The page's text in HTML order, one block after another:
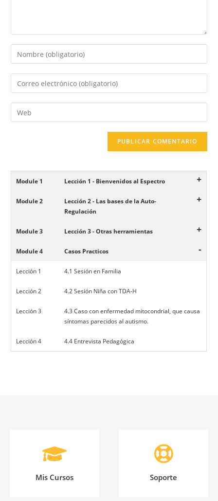
Module 1 Lección 1 - Bienvenidos al Espectro +
Module 2
Lección 2 - Las bases de la Auto-
Regulación
+
Module 3 Lección 3 - Otras herramientas +
Module 4 Casos Practicos -
Lección 1 4.1 Sesión en Familia
Lección 2 4.2 Sesión Niña con TDA-H
Lección 3
4.3 Caso con enfermedad mitocondrial, que causa
síntomas parecidos al autismo.
Lección 4 4.4 Entrevista Pedagógica
Mis Cursos Soporte